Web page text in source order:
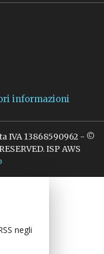
informazioni
IVA 13868590962 - ©
ISP AWS
negli